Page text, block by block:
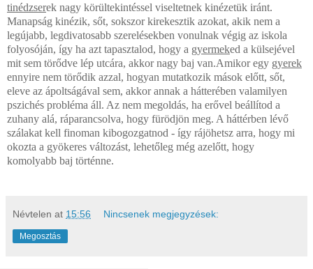
tinédzserek nagy körültekintéssel viseltetnek kinézetük iránt.
Manapság kinézik, sőt, sokszor kirekesztik azokat, akik nem a
legújabb, legdivatosabb szerelésekben vonulnak végig az iskola
folyosóján, így ha azt tapasztalod, hogy a gyermeked a külsejével
mit sem törődve lép utcára, akkor nagy baj van.Amikor egy gyerek
ennyire nem törődik azzal, hogyan mutatkozik mások előtt, sőt,
eleve az ápoltságával sem, akkor annak a hátterében valamilyen
pszichés probléma áll. Az nem megoldás, ha erővel beállítod a
zuhany alá, ráparancsolva, hogy fürödjön meg. A háttérben lévő
szálakat kell finoman kibogozgatnod - így rájöhetsz arra, hogy mi
okozta a gyökeres változást, lehetőleg még azelőtt, hogy
komolyabb baj történne.
Névtelen at 15:56 Nincsenek megjegyzések:
Megosztás